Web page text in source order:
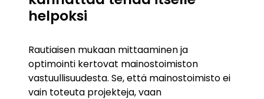
helpoksi
Rautiaisen mukaan mittaaminen ja
optimointi kertovat mainostoimiston
vastuullisuudesta. Se, että mainostoimisto ei
vain toteuta projekteja, vaan